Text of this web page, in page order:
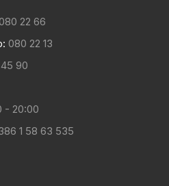
22 66
080 22 13
90
- 20:00
1 58 63 535